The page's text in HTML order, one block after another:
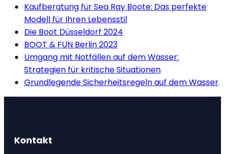
Kaufberatung für Sea Ray Boote: Das perfekte
Modell für Ihren Lebensstil
Die Boot Düsseldorf 2024
BOOT & FUN Berlin 2023
Umgang mit Notfällen auf dem Wasser:
Strategien für kritische Situationen
Grundlegende Sicherheitsregeln auf dem Wasser
Kontakt